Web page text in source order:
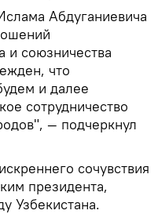
Абдуганиевича
и союзничества
что
и далее
сотрудничество
— подчеркнул
сочувствия
президента,
Узбекистана.